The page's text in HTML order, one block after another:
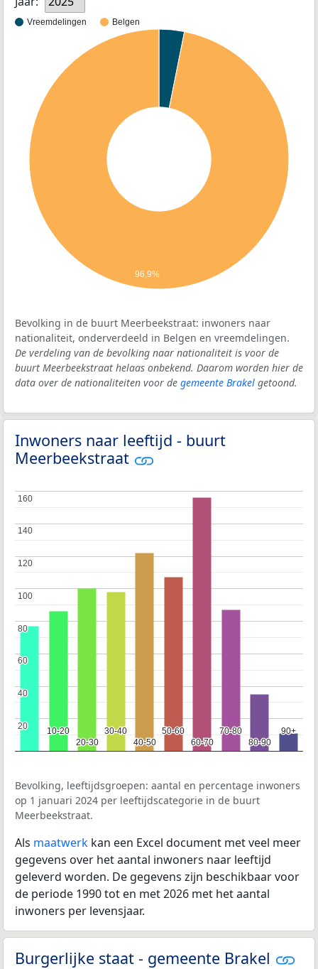
Vreemdelingen Belgen
96,9%
Bevolking in de buurt Meerbeekstraat: inwoners naar
nationaliteit, onderverdeeld in Belgen en vreemdelingen.
De verdeling van de bevolking naar nationaliteit is voor de
buurt Meerbeekstraat helaas onbekend. Daarom worden hier de
data over de nationaliteiten voor de gemeente Brakel getoond.
Inwoners naar leeftijd - buurt
Meerbeekstraat
10-20
10-20
20-30
20-30
30-40
30-40
40-50
40-50
50-60
50-60
60-70
60-70
70-80
70-80
80-90
80-90
90+
90+
20
20
40
40
60
60
80
80
100
100
120
120
140
140
160
160
Bevolking, leeftijdsgroepen: aantal en percentage inwoners
op 1 januari 2024 per leeftijdscategorie in de buurt
Meerbeekstraat.
Als maatwerk kan een Excel document met veel meer
gegevens over het aantal inwoners naar leeftijd
geleverd worden. De gegevens zijn beschikbaar voor
de periode 1990 tot en met 2026 met het aantal
inwoners per levensjaar.
Burgerlijke staat - gemeente Brakel